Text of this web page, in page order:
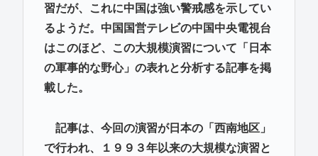
習だが、これに中国は強い警戒感を示してい
るようだ。中国国営テレビの中国中央電視台
はこのほど、この大規模演習について「日本
の軍事的な野心」の表れと分析する記事を掲
載した。
記事は、今回の演習が日本の「西南地区」
で行われ、１９９３年以来の大規模な演習と